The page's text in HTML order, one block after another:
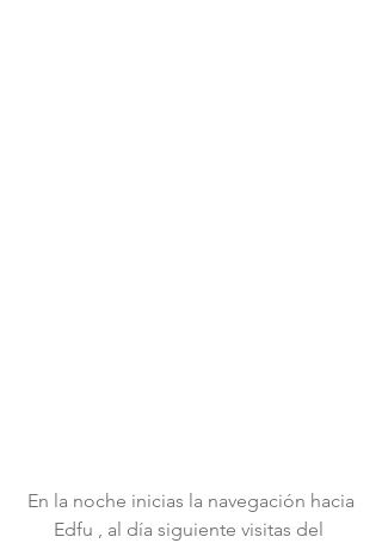
Edfu , al día siguiente visitas del